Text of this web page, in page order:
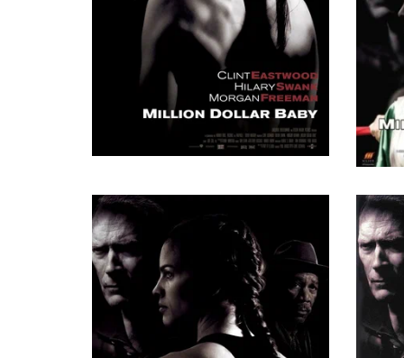
Эрика Грант
Nurse
Тед Гроссман
Ring Doctor #2
Дон Фэмильтон
Ring Announcer
Марк Томасон
Radio Commentator
Тамара Боссетт
Кристофер Джилбертсон
дополнительные голоса, озвучка, в титрах не указан